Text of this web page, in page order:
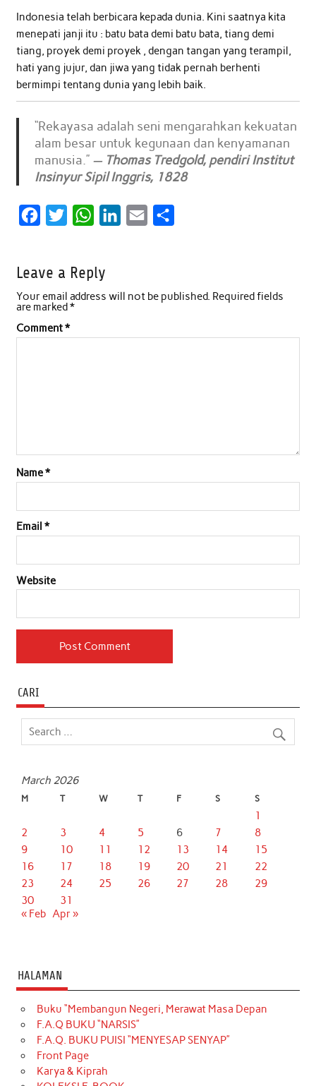
Indonesia telah berbicara kepada dunia. Kini saatnya kita
menepati janji itu : batu bata demi batu bata, tiang demi
tiang, proyek demi proyek , dengan tangan yang terampil,
hati yang jujur, dan jiwa yang tidak pernah berhenti
bermimpi tentang dunia yang lebih baik.
“Rekayasa adalah seni mengarahkan kekuatan
alam besar untuk kegunaan dan kenyamanan
manusia.” — Thomas Tredgold, pendiri Institut
Insinyur Sipil Inggris, 1828
e
b
o
t
e
r
W
t
s
p
e
I
l
e
Leave a Reply
Your email address will not be published. Required fields
are marked*
Comment*
Name*
Email *
Website
CARI
March 2026
M T W T F S S
1
2
3 4 5 6 7
8
9
10 11 12 13 14
15
16
17 18 19 20 21
22
23
24 25 26 27 28
29
30
31
« Feb Apr »
HALAMAN
Buku “Membangun Negeri, Merawat Masa Depan
F.A.Q BUKU “NARSIS”
F.A.Q. BUKU PUISI “MENYESAP SENYAP”
Front Page
Karya & Kiprah